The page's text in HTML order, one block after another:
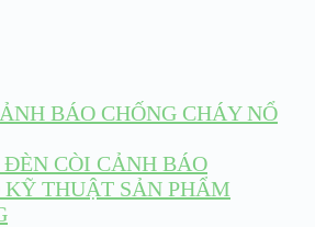
BÁO CHỐNG CHÁY NỔ
CÒI CẢNH BÁO
KỸ THUẬT SẢN PHẨM